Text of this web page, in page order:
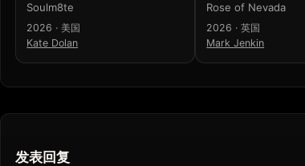
Soulm8te
2026 · 美国
Kate Dolan
Rose of Nevada
2026 · 英国
Mark Jenkin
发表回复